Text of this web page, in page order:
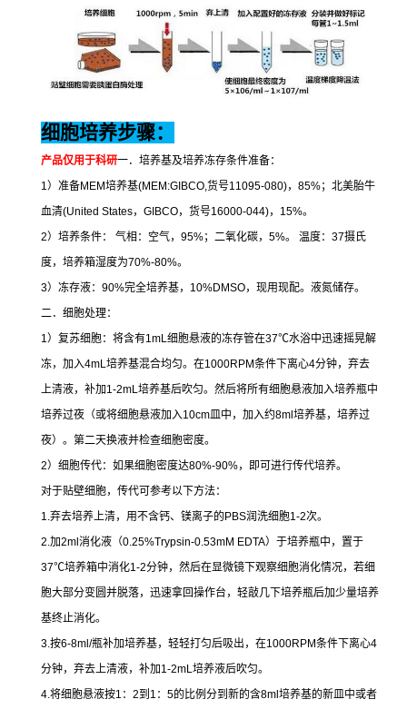
细胞培养步骤：
产品仅用于科研一．培养基及培养冻存条件准备：
1 ）准备MEM培养基(MEM:GIBCO, 货号11095-080)， 85%；北美胎牛
血清(United States， GIBCO，货号16000-044)， 15%。
2）培养条件： 气相：空气， 95%；二氧化碳， 5%。 温度： 37摄氏
度，培养箱湿度为70%-80%。
3）冻存液： 90%完全培养基， 10%DMSO，现用现配。液氮储存。
二．细胞处理：
1 ）复苏细胞：将含有1mL 细胞悬液的冻存管在37℃水浴中迅速摇晃解
冻，加入4mL 培养基混合均匀。在1000RPM条件下离心4分钟，弃去
上清液，补加1-2mL 培养基后吹匀。然后将所有细胞悬液加入培养瓶中
培养过夜（或将细胞悬液加入10cm皿中，加入约8ml培养基，培养过
夜）。第二天换液并检查细胞密度。
2）细胞传代：如果细胞密度达80%-90%，即可进行传代培养。
对于贴壁细胞，传代可参考以下方法：
1. 弃去培养上清，用不含钙、镁离子的PBS润洗细胞1-2次。
2. 加2ml消化液（0.25%Trypsin-0.53mM EDTA）于培养瓶中，置于
37℃培养箱中消化1-2分钟，然后在显微镜下观察细胞消化情况，若细
胞大部分变圆并脱落，迅速拿回操作台，轻敲几下培养瓶后加少量培养
基终止消化。
3. 按6-8ml/瓶补加培养基，轻轻打匀后吸出，在1000RPM条件下离心4
分钟，弃去上清液，补加1-2mL 培养液后吹匀。
4. 将细胞悬液按1 ： 2到 1 ： 5的比例分到新的含8ml培养基的新皿中或者